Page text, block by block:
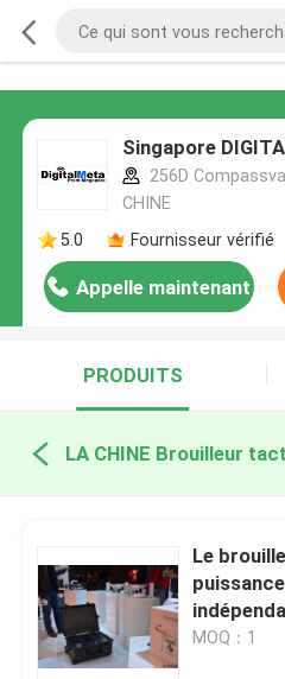
Singapore
256D
CHINE
5.0
Fournisseur vérifié
Appelle maintenant
PRODUITS
LA CHINE Brouilleur
Le
rf de
MOQ：1